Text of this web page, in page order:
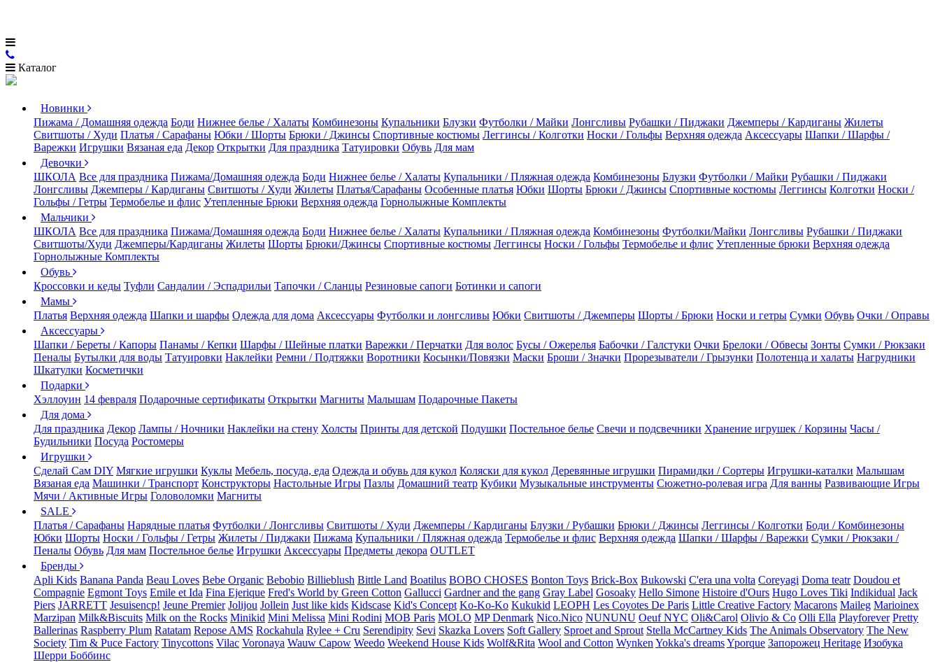
Каталог
Новинки
Пижама / Домашняя одежда Боди Нижнее белье / Халаты Комбинезоны Купальники Блузки Футболки / Майки Лонгсливы Рубашки / Пиджаки Джемперы / Кардиганы Жилеты
Свитшоты / Худи Платья / Сарафаны Юбки / Шорты Брюки / Джинсы Спортивные костюмы Леггинсы / Колготки Носки / Гольфы Верхняя одежда Аксессуары Шапки / Шарфы /
Варежки Игрушки Вязаная еда Декор Открытки Для праздника Татуировки Обувь Для мам
Девочки
ШКОЛА Все для праздника Пижама/Домашняя одежда Боди Нижнее белье / Халаты Купальники / Пляжная одежда Комбинезоны Блузки Футболки / Майки Рубашки / Пиджаки
Лонгсливы Джемперы / Кардиганы Свитшоты / Худи Жилеты Платья/Сарафаны Особенные платья Юбки Шорты Брюки / Джинсы Спортивные костюмы Леггинсы Колготки Носки /
Гольфы / Гетры Термобелье и флис Утепленные Брюки Верхняя одежда Горнолыжные Комплекты
Мальчики
ШКОЛА Все для праздника Пижама/Домашняя одежда Боди Нижнее белье / Халаты Купальники / Пляжная одежда Комбинезоны Футболки/Майки Лонгсливы Рубашки / Пиджаки
Свитшоты/Худи Джемперы/Кардиганы Жилеты Шорты Брюки/Джинсы Спортивные костюмы Леггинсы Носки / Гольфы Термобелье и флис Утепленные брюки Верхняя одежда
Горнолыжные Комплекты
Обувь
Кроссовки и кеды Туфли Сандалии / Эспадрильи Тапочки / Сланцы Резиновые сапоги Ботинки и сапоги
Мамы
Платья Верхняя одежда Шапки и шарфы Одежда для дома Аксессуары Футболки и лонгсливы Юбки Свитшоты / Джемперы Шорты / Брюки Носки и гетры Сумки Обувь Очки / Оправы
Аксессуары
Шапки / Береты / Капоры Панамы / Кепки Шарфы / Шейные платки Варежки / Перчатки Для волос Бусы / Ожерелья Бабочки / Галстуки Очки Брелоки / Обвесы Зонты Сумки / Рюкзаки
Пеналы Бутылки для воды Татуировки Наклейки Ремни / Подтяжки Воротники Косынки/Повязки Маски Броши / Значки Прорезыватели / Грызунки Полотенца и халаты Нагрудники
Шкатулки Косметички
Подарки
Хэллоуин 14 февраля Подарочные сертификаты Открытки Магниты Малышам Подарочные Пакеты
Для дома
Для праздника Декор Лампы / Ночники Наклейки на стену Холсты Принты для детской Подушки Постельное белье Свечи и подсвечники Хранение игрушек / Корзины Часы /
Будильники Посуда Ростомеры
Игрушки
Сделай Сам DIY Мягкие игрушки Куклы Мебель, посуда, еда Одежда и обувь для кукол Коляски для кукол Деревянные игрушки Пирамидки / Сортеры Игрушки-каталки Малышам
Вязаная еда Машинки / Транспорт Конструкторы Настольные Игры Пазлы Домашний театр Кубики Музыкальные инструменты Сюжетно-ролевая игра Для ванны Развивающие Игры
Мячи / Активные Игры Головоломки Магниты
SALE
Платья / Сарафаны Нарядные платья Футболки / Лонгсливы Свитшоты / Худи Джемперы / Кардиганы Блузки / Рубашки Брюки / Джинсы Леггинсы / Колготки Боди / Комбинезоны
Юбки Шорты Носки / Гольфы / Гетры Жилеты / Пиджаки Пижама Купальники / Пляжная одежда Термобелье и флис Верхняя одежда Шапки / Шарфы / Варежки Сумки / Рюкзаки /
Пеналы Обувь Для мам Постельное белье Игрушки Аксессуары Предметы декора OUTLET
Бренды
Apli Kids Banana Panda Beau Loves Bebe Organic Bebobio Billieblush Bittle Land Boatilus BOBO CHOSES Bonton Toys Brick-Box Bukowski C'era una volta Coreyagi Doma teatr Doudou et
Compagnie Egmont Toys Emile et Ida Fina Ejerique Fred's World by Green Cotton Gallucci Gardner and the gang Gray Label Gosoaky Hello Simone Histoire d'Ours Hugo Loves Tiki Indikidual Jack
Piers JARRETT Jesuisencp! Jeune Premier Jolijou Jollein Just like kids Kidscase Kid's Concept Ko-Ko-Ko Kukukid LEOPH Les Coyotes De Paris Little Creative Factory Macarons Maileg Marioinex
Marzipan Milk&Biscuits Milk on the Rocks Minikid Mini Melissa Mini Rodini MOB Paris MOLO MP Denmark Nico.Nico NUNUNU Oeuf NYC Oli&Carol Olivio & Co Olli Ella Playforever Pretty
Ballerinas Raspberry Plum Ratatam Repose AMS Rockahula Rylee + Cru Serendipity Sevi Skazka Lovers Soft Gallery Sproet and Sprout Stella McCartney Kids The Animals Observatory The New
Society Tim & Puce Factory Tinycottons Vilac Voronaya Wauw Capow Weedo Weekend House Kids Wolf&Rita Wool and Cotton Wynken Yokka's dreamsYporque Запорожец Heritage Изобука
Шерри Боббинс